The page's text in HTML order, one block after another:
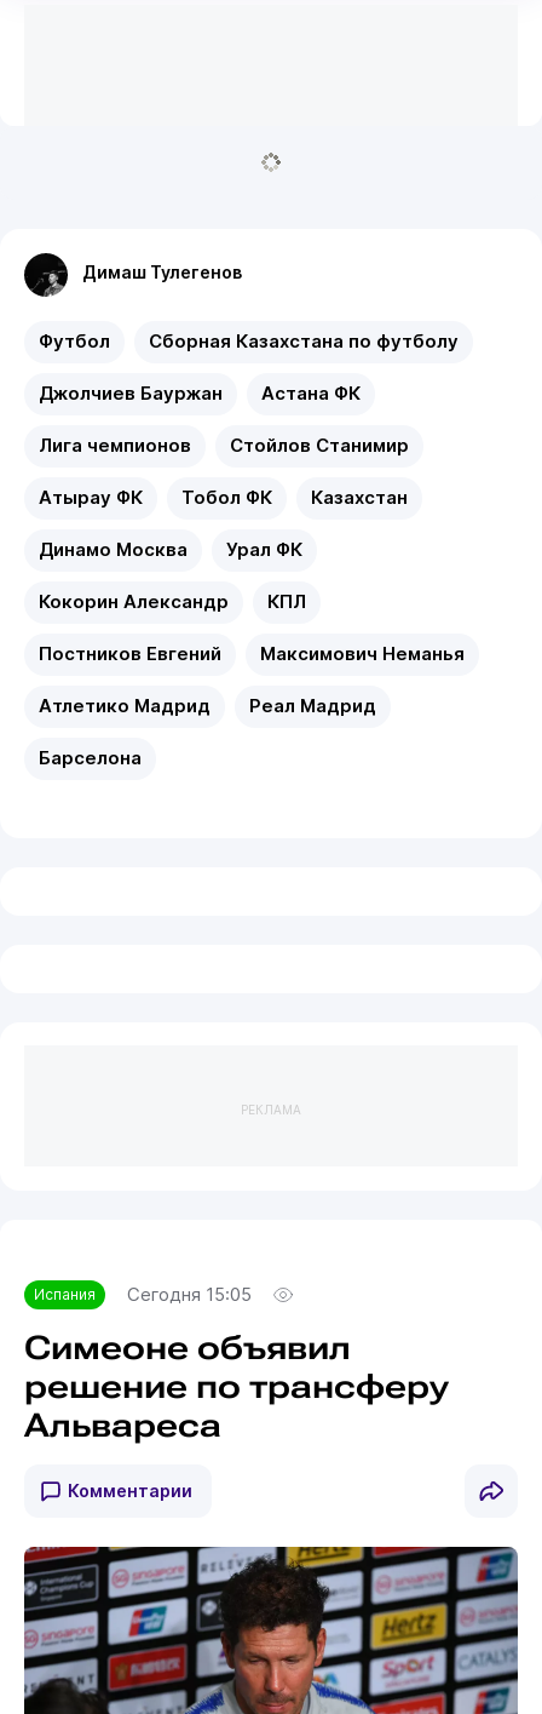
Димаш Тулегенов
Футбол Сборная Казахстана по футболу
Джолчиев Бауржан Астана ФК
Лига чемпионов Стойлов Станимир
Атырау ФК Тобол ФК Казахстан
Динамо Москва Урал ФК
Кокорин Александр КПЛ
Постников Евгений Максимович Неманья
Атлетико Мадрид Реал Мадрид
Барселона
РЕКЛАМА
Испания Сегодня 15:05
Симеоне объявил
решение по трансферу
Альвареса
Комментарии